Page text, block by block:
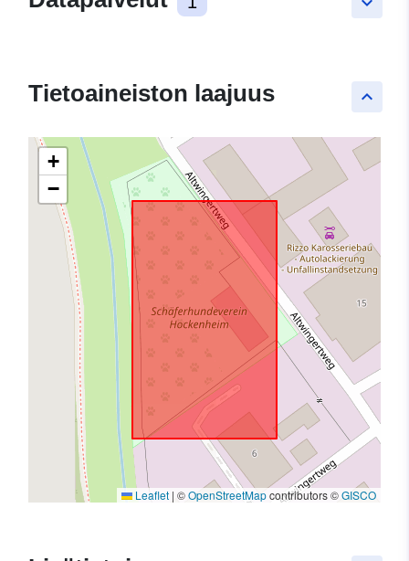
keyboard_arrow_up
Tietoaineiston laajuus
+
−
Leaflet | ©OpenStreetMapcontributors ©GISCO